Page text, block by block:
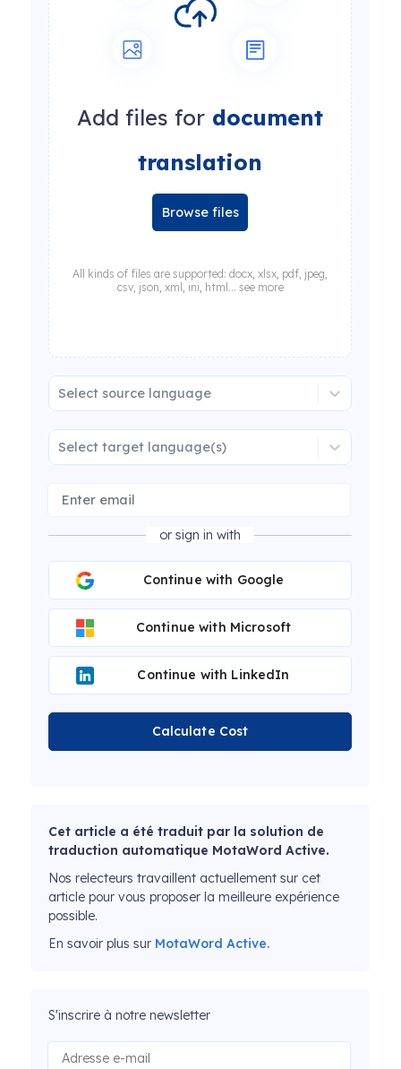
Add files for document
translation
Browse files
All kinds of files are supported: docx, xlsx, pdf, jpeg,
csv, json, xml, ini, html... see more
Select source language
Select target language(s)
or sign in with
Continue with Google
Continue with Microsoft
Continue with LinkedIn
Calculate Cost
Cet article a été traduit par la solution de
traduction automatique MotaWord Active.
Nos relecteurs travaillent actuellement sur cet
article pour vous proposer la meilleure expérience
possible.
En savoir plus sur MotaWord Active.
S'inscrire à notre newsletter